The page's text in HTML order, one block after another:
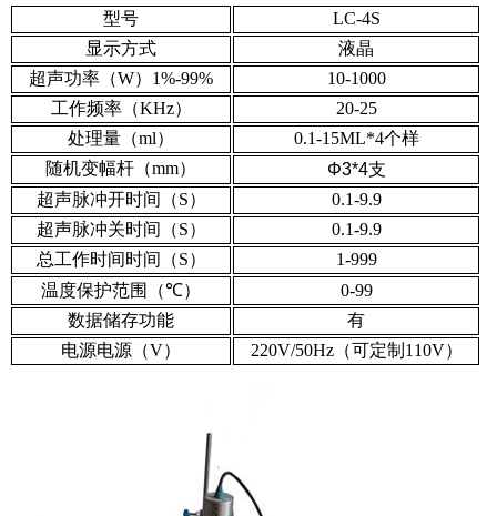
型号
LC-4S
显示方式
液晶
超声功率（W）1%-99%
10-1000
工作频率（KHz）
20-25
处理量（ml）
0.1-15ML*4个样
随机变幅杆（mm）
Φ3*4支
超声脉冲开时间（S）
0.1-9.9
超声脉冲关时间（S）
0.1-9.9
总工作时间时间（S）
1-999
温度保护范围（℃）
0-99
数据储存功能
有
电源电源（V）
220V/50Hz（可定制110V）